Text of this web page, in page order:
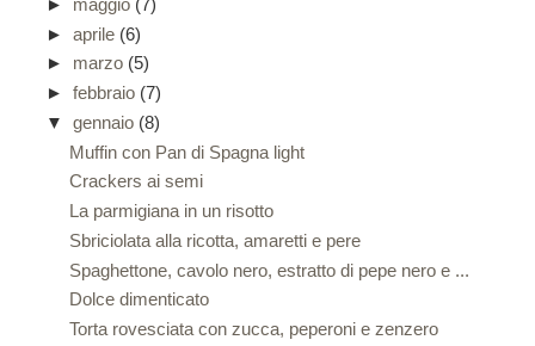
► aprile (6)
► marzo (5)
► febbraio (7)
▼ gennaio (8)
Muffin con Pan di Spagna light
Crackers ai semi
La parmigiana in un risotto
Sbriciolata alla ricotta, amaretti e pere
Spaghettone, cavolo nero, estratto di pepe nero e ...
Dolce dimenticato
Torta rovesciata con zucca, peperoni e zenzero